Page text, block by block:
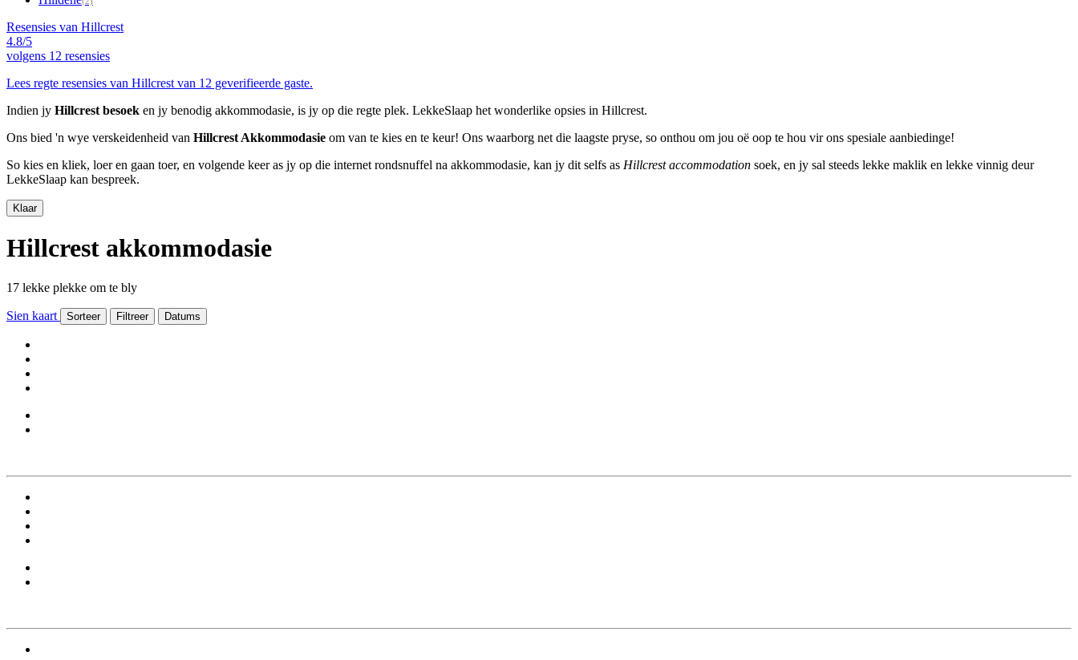
Resensies van Hillcrest
4.8/5
volgens 12 resensies
Lees regte resensies van Hillcrest van 12 geverifieerde gaste.
Indien jy Hillcrest besoek en jy benodig akkommodasie, is jy op die regte plek. LekkeSlaap het wonderlike opsies in Hillcrest.
Ons bied 'n wye verskeidenheid van Hillcrest Akkommodasie om van te kies en te keur! Ons waarborg net die laagste pryse, so onthou om jou oë oop te hou vir ons spesiale aanbiedinge!
So kies en kliek, loer en gaan toer, en volgende keer as jy op die internet rondsnuffel na akkommodasie, kan jy dit selfs as Hillcrest accommodation soek, en jy sal steeds lekke maklik en lekke vinnig deur
LekkeSlaap kan bespreek.
Klaar
Hillcrest akkommodasie
17 lekke plekke om te bly
Sien kaart Sorteer Filtreer Datums